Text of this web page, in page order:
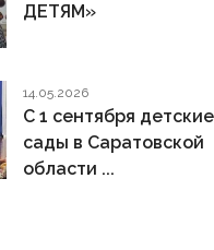
ДЕТЯМ»
14.05.2026
С 1 сентября детские
сады в Саратовской
области ...